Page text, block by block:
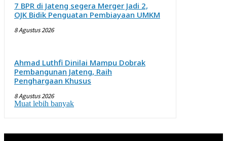
7 BPR di Jateng segera Merger Jadi 2,
OJK Bidik Penguatan Pembiayaan UMKM
8 Agustus 2026
Ahmad Luthfi Dinilai Mampu Dobrak
Pembangunan Jateng, Raih
Penghargaan Khusus
8 Agustus 2026
Muat lebih banyak